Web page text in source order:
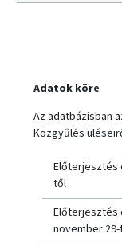
Adatok köre
Az adatbázisban
Közgyűlés
Előterjesztés
től
Előterjesztés
november